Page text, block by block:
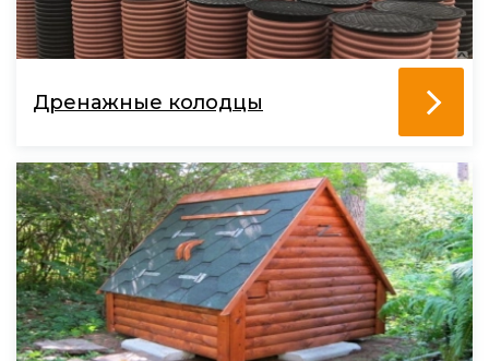
Дренажные колодцы